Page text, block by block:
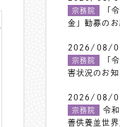
宗務院
「
金」勧募のお
2026/08/
宗務院
「
害状況のお知
2026/08/
宗務院
令
善供養並世